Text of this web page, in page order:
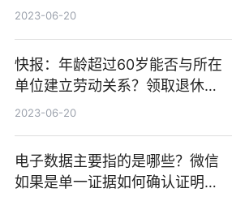
期怎么办？
2023-06-20
快报：年龄超过60岁能否与所在
单位建立劳动关系？领取退休金
有哪些条件？
2023-06-20
电子数据主要指的是哪些？微信
如果是单一证据如何确认证明劳